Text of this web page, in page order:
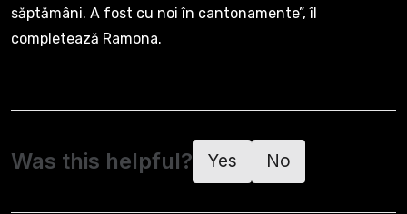
săptămâni. A fost cu noi în cantonamente”, îl
completează Ramona.
Was this helpful? Yes No